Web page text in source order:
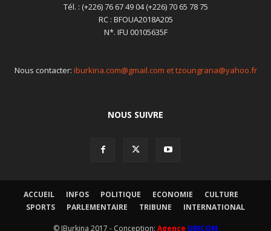
Tél. : (+226) 76 67 49 04 (+226) 70 65 78 75
RC : BFOUA2018A205
N*. IFU 00105635F
Nous contacter: iburkina.com@gmail.com et tzoungrana@yahoo.fr
NOUS SUIVRE
ACCUEIL INFOS POLITIQUE ECONOMIE
CULTURE
SPORTS
PARLEMENTAIRE TRIBUNE INTERNATIONAL
© IBurkina 2017 - Conception: Agence UBICOM